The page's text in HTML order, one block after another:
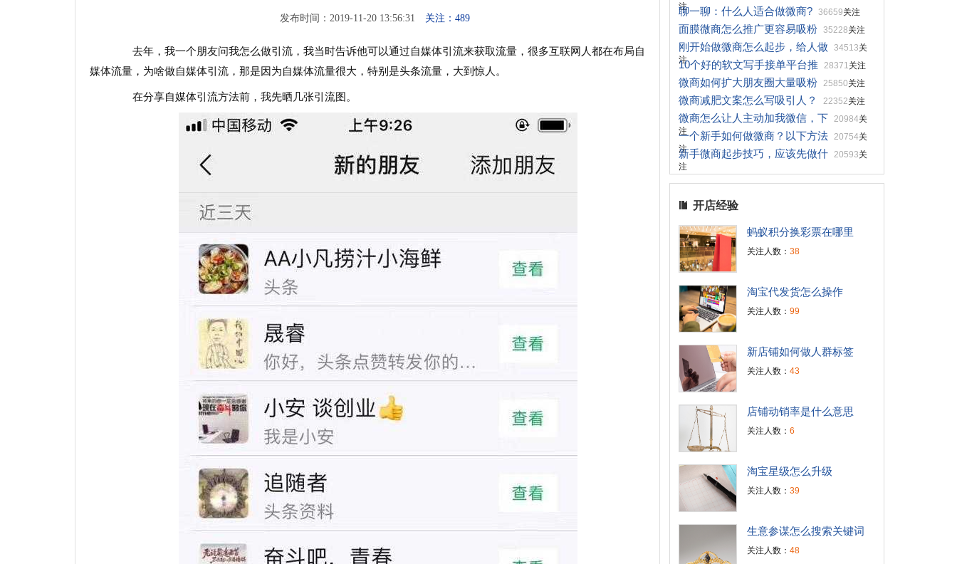
发布时间：2019-11-20 13:56:31 关注：489
去年，我一个朋友问我怎么做引流，我当时告诉他可以通过自媒体引流来获取流量，很多互联网人都在布局自
媒体流量，为啥做自媒体引流，那是因为自媒体流量很大，特别是头条流量，大到惊人。
在分享自媒体引流方法前，我先晒几张引流图。
注
聊一聊：什么人适合做微商? 36659关注
面膜微商怎么推广更容易吸粉 35228关注
刚开始做微商怎么起步，给人做 34513关
注
10个好的软文写手接单平台推 28371关注
微商如何扩大朋友圈大量吸粉 25850关注
微商减肥文案怎么写吸引人？ 22352关注
微商怎么让人主动加我微信，下 20984关
注
一个新手如何做微商？以下方法 20754关
注
新手微商起步技巧，应该先做什 20593关
注
开店经验
蚂蚁积分换彩票在哪里
关注人数： 38
淘宝代发货怎么操作
关注人数： 99
新店铺如何做人群标签
关注人数： 43
店铺动销率是什么意思
关注人数： 6
淘宝星级怎么升级
关注人数： 39
生意参谋怎么搜索关键词
关注人数： 48